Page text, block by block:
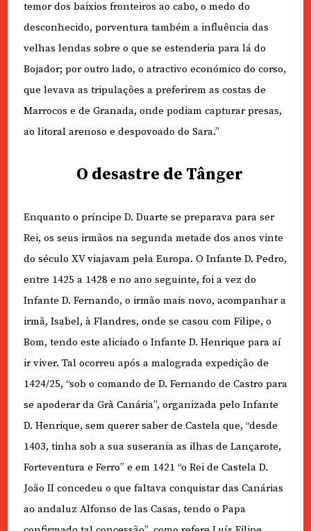
temor dos baixios fronteiros ao cabo, o medo do
desconhecido, porventura também a influência das
velhas lendas sobre o que se estenderia para lá do
Bojador; por outro lado, o atractivo económico do corso,
que levava as tripulações a preferirem as costas de
Marrocos e de Granada, onde podiam capturar presas,
ao litoral arenoso e despovoado do Sara.”
O desastre de Tânger
Enquanto o príncipe D. Duarte se preparava para ser
Rei, os seus irmãos na segunda metade dos anos vinte
do século XV viajavam pela Europa. O Infante D. Pedro,
entre 1425 a 1428 e no ano seguinte, foi a vez do
Infante D. Fernando, o irmão mais novo, acompanhar a
irmã, Isabel, à Flandres, onde se casou com Filipe, o
Bom, tendo este aliciado o Infante D. Henrique para aí
ir viver. Tal ocorreu após a malograda expedição de
1424/25, “sob o comando de D. Fernando de Castro para
se apoderar da Grã Canária”, organizada pelo Infante
D. Henrique, sem querer saber de Castela que, “desde
1403, tinha sob a sua suserania as ilhas de Lançarote,
Forteventura e Ferro” e em 1421 “o Rei de Castela D.
João II concedeu o que faltava conquistar das Canárias
ao andaluz Alfonso de las Casas, tendo o Papa